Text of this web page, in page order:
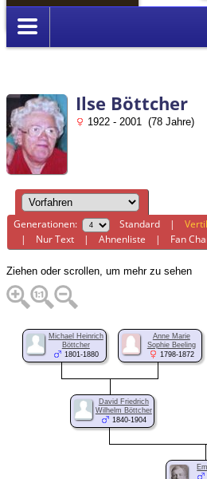
Anmelden
Ilse Böttcher
1922 - 2001 (78 Jahre)
Generationen: Standard |
| Nur Text |Ahnenliste | Fan
Ziehen oder scrollen, um mehr zu sehen
Michael Heinrich
Böttcher
1801-1880
Anne Marie
Sophie Beeling
1798-1872
David Friedrich
Wilhelm Böttcher
1840-1904